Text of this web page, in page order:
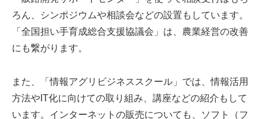
ろん、シンポジウムや相談会などの設置もしています。
「全国担い手育成総合支援協議会」は、農業経営の改善
にも繋がります。
また、「情報アグリビジネススクール」では、情報活用
方法やIT化に向けての取り組み、講座などの紹介もして
います。インターネットの販売についても、ソフト（フ